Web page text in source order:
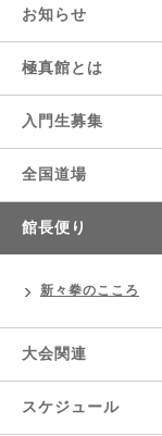
お知らせ
極真館とは
入門生募集
全国道場
館長便り
新々拳のこころ
大会関連
スケジュール